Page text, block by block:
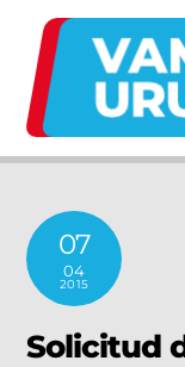
content
07
04
2015
Solicitud